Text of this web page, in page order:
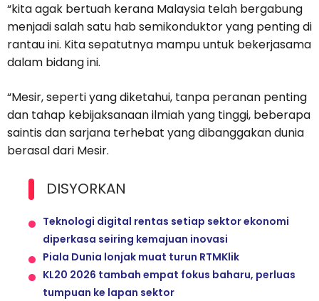
“kita agak bertuah kerana Malaysia telah bergabung
menjadi salah satu hab semikonduktor yang penting di
rantau ini. Kita sepatutnya mampu untuk bekerjasama
dalam bidang ini.
“Mesir, seperti yang diketahui, tanpa peranan penting
dan tahap kebijaksanaan ilmiah yang tinggi, beberapa
saintis dan sarjana terhebat yang dibanggakan dunia
berasal dari Mesir.
DISYORKAN
Teknologi digital rentas setiap sektor ekonomi
diperkasa seiring kemajuan inovasi
Piala Dunia lonjak muat turun RTMKlik
KL20 2026 tambah empat fokus baharu, perluas
tumpuan ke lapan sektor